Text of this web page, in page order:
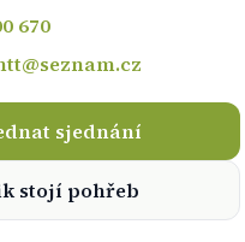
670
sjednání
stojí pohřeb